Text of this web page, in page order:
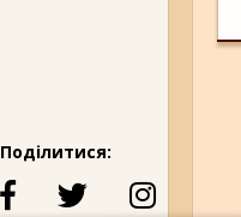
Поділитися: